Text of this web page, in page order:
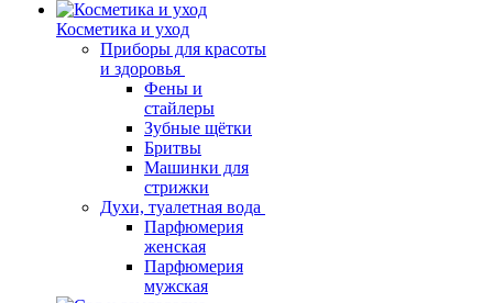
Косметика и уход
Приборы для красоты
и здоровья
Фены и
стайлеры
Зубные щётки
Бритвы
Машинки для
стрижки
Духи, туалетная вода
Парфюмерия
женская
Парфюмерия
мужская